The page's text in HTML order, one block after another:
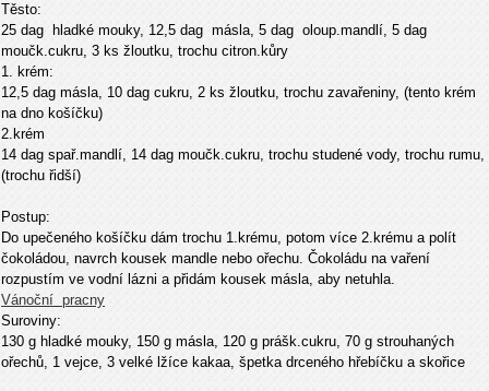
Těsto:
25 dag
hladké mouky, 12,5 dag másla, 5 dag oloup.mandlí, 5 dag
moučk.cukru, 3 ks žloutku, trochu citron.kůry
1. krém:
12,5 dag másla, 10 dag cukru, 2 ks žloutku, trochu zavařeniny, (tento krém
na dno košíčku)
2.krém
14 dag spař.mandlí, 14 dag moučk.cukru, trochu studené vody, trochu rumu,
(trochu řidší)
Postup:
Do upečeného košíčku dám trochu 1.krému, potom více 2.krému a polít
čokoládou, navrch kousek mandle nebo ořechu. Čokoládu na vaření
rozpustím ve vodní lázni a přidám kousek másla, aby netuhla.
Vánoční pracny
Suroviny:
130 g hladké mouky, 150 g másla, 120 g prášk.cukru, 70 g strouhaných
ořechů, 1 vejce, 3 velké lžíce kakaa, špetka drceného hřebíčku a skořice